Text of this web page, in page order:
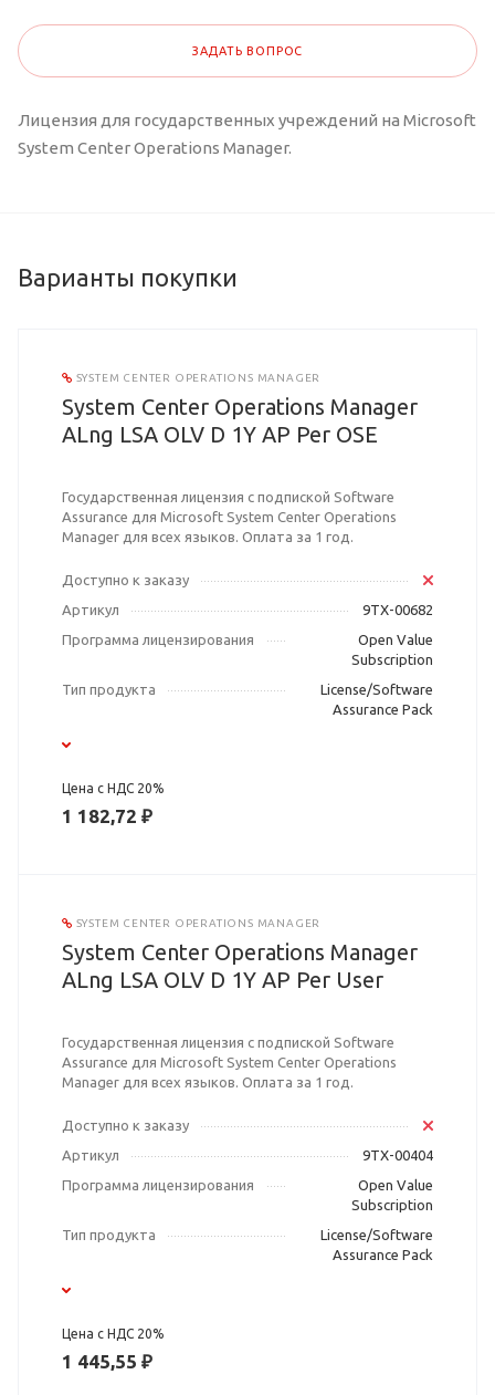
ЗАДАТЬ ВОПРОС
Лицензия для государственных учреждений на Microsoft
System Center Operations Manager.
Варианты покупки
SYSTEM CENTER OPERATIONS MANAGER
System Center Operations Manager
ALng LSA OLV D 1Y AP Per OSE
Государственная лицензия с подпиской Software
Assurance для Microsoft System Center Operations
Manager для всех языков. Оплата за 1 год.
Доступно к заказу
Артикул
9TX-00682
Программа лицензирования
Open Value
Subscription
Тип продукта
License/Software
Assurance Pack
Цена с НДС 20%
1 182,72 ₽
SYSTEM CENTER OPERATIONS MANAGER
System Center Operations Manager
ALng LSA OLV D 1Y AP Per User
Государственная лицензия с подпиской Software
Assurance для Microsoft System Center Operations
Manager для всех языков. Оплата за 1 год.
Доступно к заказу
Артикул
9TX-00404
Программа лицензирования
Open Value
Subscription
Тип продукта
License/Software
Assurance Pack
Цена с НДС 20%
1 445,55 ₽